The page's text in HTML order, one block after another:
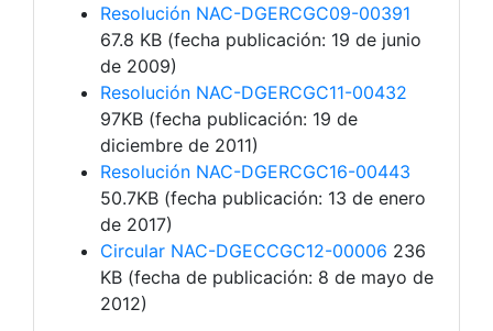
Resolución NAC-DGERCGC09-00391
67.8 KB (fecha publicación: 19 de junio
de 2009)
Resolución NAC-DGERCGC11-00432
97KB (fecha publicación: 19 de
diciembre de 2011)
Resolución NAC-DGERCGC16-00443
50.7KB (fecha publicación: 13 de enero
de 2017)
Circular NAC-DGECCGC12-00006 236
KB (fecha de publicación: 8 de mayo de
2012)